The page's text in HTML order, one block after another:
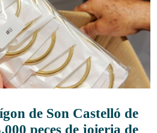
de Son Castelló de
peces de joieria de